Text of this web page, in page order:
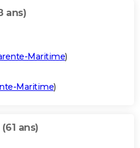
ans)
Maritime)
Maritime)
(61 ans)